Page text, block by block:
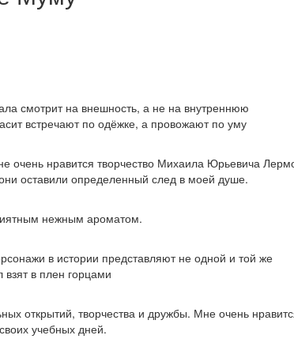
смотрит на внешность, а не на внутреннюю
встречают по одёжке, а провожают по уму
очень нравится творчество Михаила Юрьевича
оставили определенный след в моей душе.
нежным ароматом.
в истории представляют не одной и той же
в плен горцами
открытий, творчества и дружбы. Мне очень
учебных дней.